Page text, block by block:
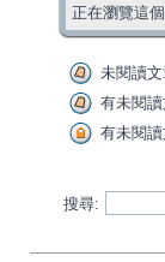
正在瀏覽這
未閱讀
有未閱讀
有未閱讀
搜尋: